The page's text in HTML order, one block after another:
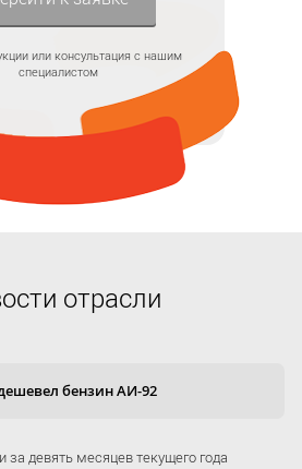
или консультация с нашим
специалистом
отрасли
бензин АИ-92
за девять месяцев текущего года